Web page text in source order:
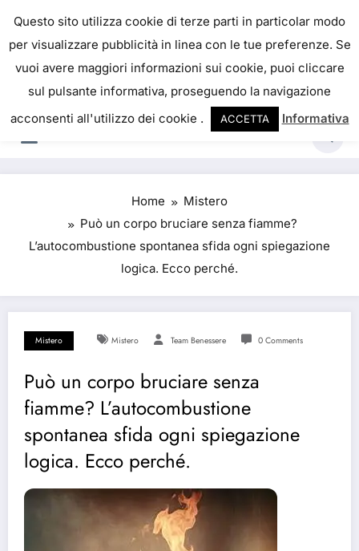
content
IL PORTALE DEL BENESSERE
La salute è come il denaro, non abbiamo mai una
vera idea del suo valore fino a quando la
perdiamo. Josh Billings
Home
Mistero
Può un corpo bruciare senza fiamme?
L’autocombustione spontanea sfida ogni spiegazione
logica. Ecco perché.
Mistero Mistero Team Benessere 0 Comments
Può un corpo bruciare senza
fiamme? L’autocombustione
spontanea sfida ogni spiegazione
logica. Ecco perché.
Questo sito utilizza cookie di terze parti in particolar modo
per visualizzare pubblicità in linea con le tue preferenze. Se
vuoi avere maggiori informazioni sui cookie, puoi cliccare
sul pulsante informativa, proseguendo la navigazione
acconsenti all'utilizzo dei cookie .
ACCETTA Informativa